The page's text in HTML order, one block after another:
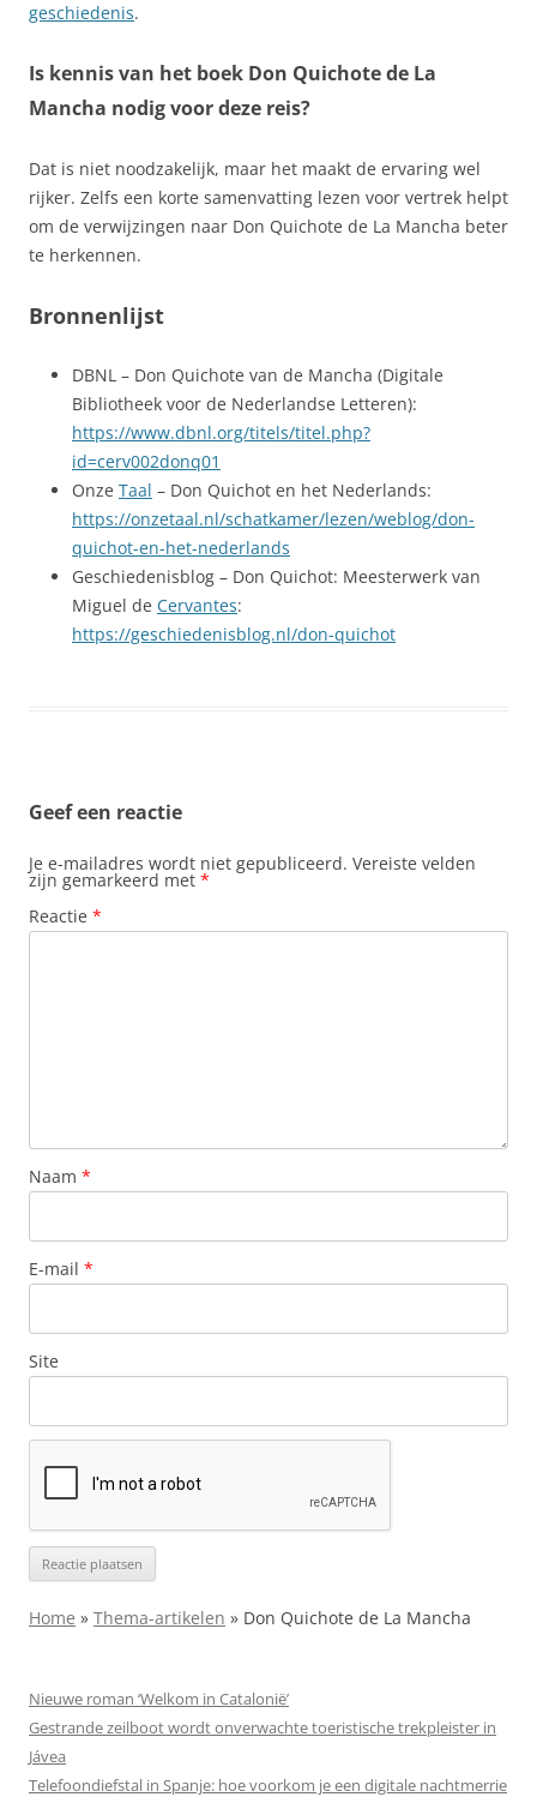
geschiedenis.
Is kennis van het boek Don Quichote de La
Mancha nodig voor deze reis?
Dat is niet noodzakelijk, maar het maakt de ervaring wel
rijker. Zelfs een korte samenvatting lezen voor vertrek helpt
om de verwijzingen naar Don Quichote de La Mancha beter
te herkennen.
Bronnenlijst
DBNL – Don Quichote van de Mancha (Digitale
Bibliotheek voor de Nederlandse Letteren):
https://www.dbnl.org/titels/titel.php?
id=cerv002donq01
Onze Taal – Don Quichot en het Nederlands:
https://onzetaal.nl/schatkamer/lezen/weblog/don-
quichot-en-het-nederlands
Geschiedenisblog – Don Quichot: Meesterwerk van
Miguel de Cervantes:
https://geschiedenisblog.nl/don-quichot
Geef een reactie
Je e-mailadres wordt niet gepubliceerd. Vereiste velden
zijn gemarkeerd met *
Reactie *
Naam *
E-mail *
Site
Home » Thema-artikelen » Don Quichote de La Mancha
Nieuwe roman ‘Welkom in Catalonië’
Gestrande zeilboot wordt onverwachte toeristische trekpleister in
Jávea
Telefoondiefstal in Spanje: hoe voorkom je een digitale nachtmerrie